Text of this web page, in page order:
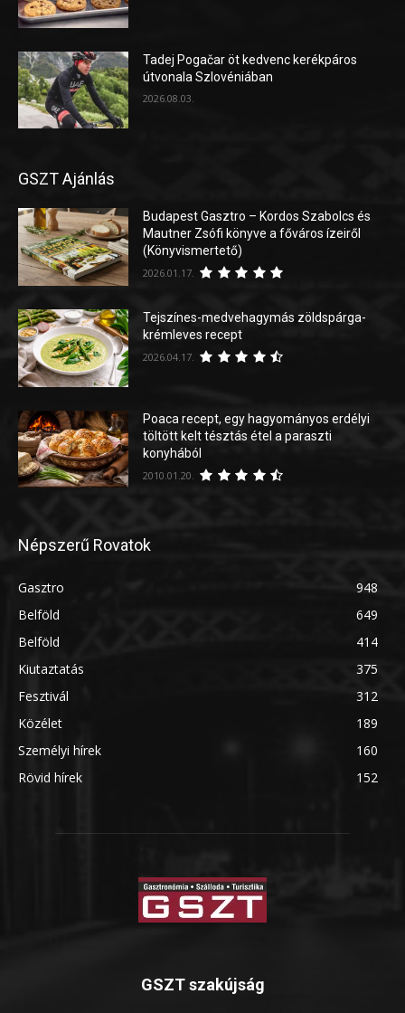
Tadej Pogačar öt kedvenc kerékpáros
útvonala Szlovéniában
2026.08.03.
GSZT Ajánlás
Budapest Gasztro – Kordos Szabolcs és
Mautner Zsófi könyve a főváros ízeiről
(Könyvismertető)
2026.01.17.
Tejszínes-medvehagymás zöldspárga-
krémleves recept
2026.04.17.
Poaca recept, egy hagyományos erdélyi
töltött kelt tésztás étel a paraszti
konyhából
2010.01.20.
Népszerű Rovatok
Gasztro
948
Belföld
649
Belföld
414
Kiutaztatás
375
Fesztivál
312
Közélet
189
Személyi hírek
160
Rövid hírek
152
GSZT szakújság